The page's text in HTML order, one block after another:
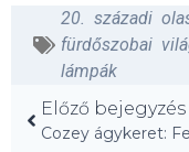
20. századi
fürdőszobai
lámpák
Előző bejegyzés